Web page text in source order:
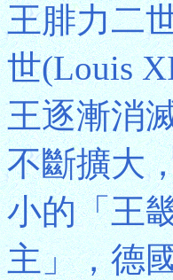
王腓力二
世(Louis
王逐漸消
不斷擴大
小的「王
主」，德